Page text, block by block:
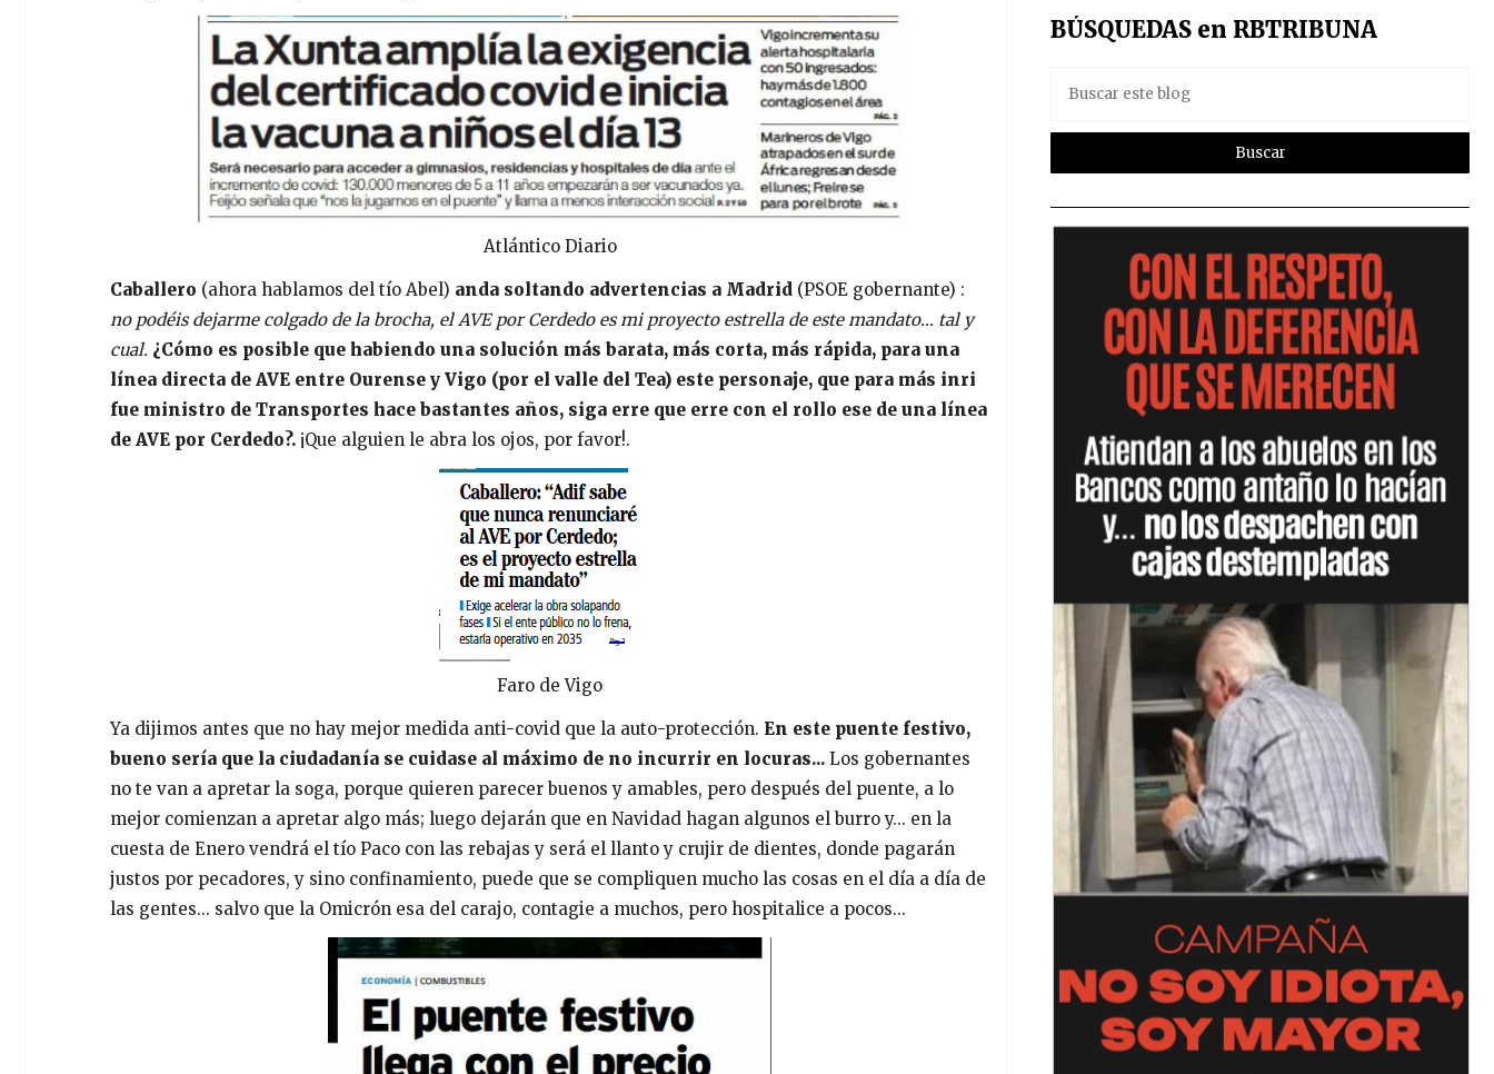
Atlántico Diario
Caballero (ahora hablamos del tío Abel) anda soltando advertencias a Madrid (PSOE gobernante) :
no podéis dejarme colgado de la brocha, el AVE por Cerdedo es mi proyecto estrella de este mandato... tal y
cual. ¿Cómo es posible que habiendo una solución más barata, más corta, más rápida, para una
línea directa de AVE entre Ourense y Vigo (por el valle del Tea) este personaje, que para más inri
fue ministro de Transportes hace bastantes años, siga erre que erre con el rollo ese de una línea
de AVE por Cerdedo?. ¡Que alguien le abra los ojos, por favor!.
Faro de Vigo
Ya dijimos antes que no hay mejor medida anti-covid que la auto-protección. En este puente festivo,
bueno sería que la ciudadanía se cuidase al máximo de no incurrir en locuras... Los gobernantes
no te van a apretar la soga, porque quieren parecer buenos y amables, pero después del puente, a lo
mejor comienzan a apretar algo más; luego dejarán que en Navidad hagan algunos el burro y... en la
cuesta de Enero vendrá el tío Paco con las rebajas y será el llanto y crujir de dientes, donde pagarán
justos por pecadores, y sino confinamiento, puede que se compliquen mucho las cosas en el día a día de
las gentes... salvo que la Omicrón esa del carajo, contagie a muchos, pero hospitalice a pocos...
BÚSQUEDAS en RBTRIBUNA